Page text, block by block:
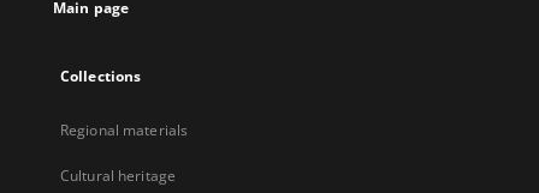
Main page
Collections
Regional materials
Cultural heritage